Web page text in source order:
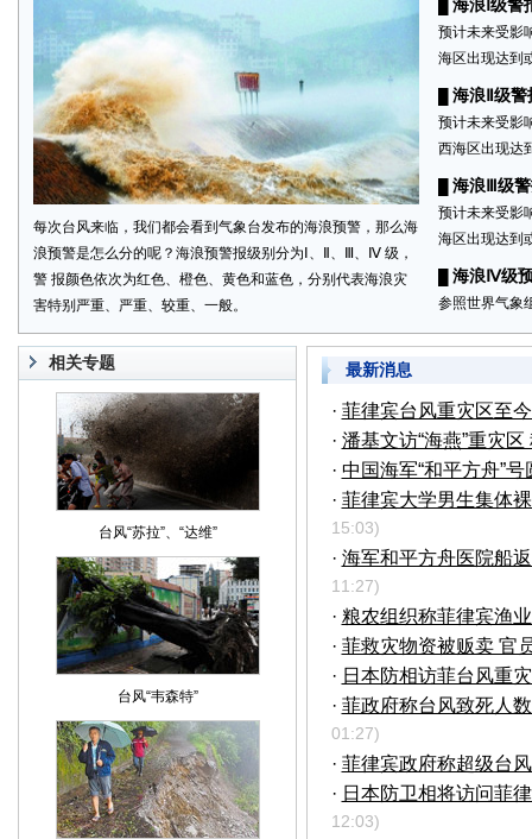
每次台风来临，我们都会看到气象台发布的海浪预警，那么海
浪预警是怎么分的呢？海浪预警报级别分为Ⅰ、Ⅱ、Ⅲ、Ⅳ 级，
警 报颜色依次为红色、橙色、黄色和蓝色，分别代表海浪灾
害特别严重、严重、较重、一般。
海浪Ⅰ级警
预计未来受影
海区出现达到
海浪Ⅱ级
预计未来受影
西海区出现达
海浪Ⅲ级
预计未来受影
海区出现达到
海浪Ⅳ级
参照世界气象
相关专题
台风“苏拉”、“达维”
台风“韦森特”
最新消息
· 菲律宾台风重灾区至
· 潘基文访“海燕”重灾
· 中国海军“和平方舟”
· 菲律宾大学男生集体
15:03)
· 海军和平方舟医院船
11:27)
· 粮农组织称菲律宾渔
· 菲救灾物资被贩卖 官
· 日本防相访菲台风重
· 菲政府称台风致死人
01:27)
· 菲律宾政府称超级台
· 日本防卫相将访问菲
12:03)